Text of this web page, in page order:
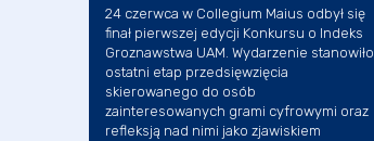
24 czerwca w Collegium Maius odbył się
finał pierwszej edycji Konkursu o Indeks
Groznawstwa UAM. Wydarzenie stanowiło
ostatni etap przedsięwzięcia
skierowanego do osób
zainteresowanych grami cyfrowymi oraz
refleksją nad nimi jako zjawiskiem